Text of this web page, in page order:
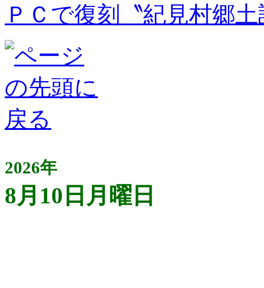
ＰＣで復刻〝紀見村郷
2026年
8月10日月曜日